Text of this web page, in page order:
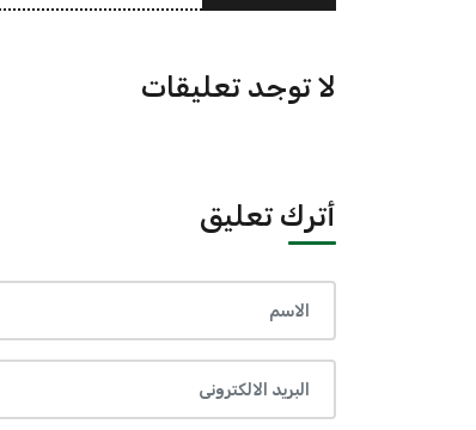
لا توجد تعليقات
أترك تعليق